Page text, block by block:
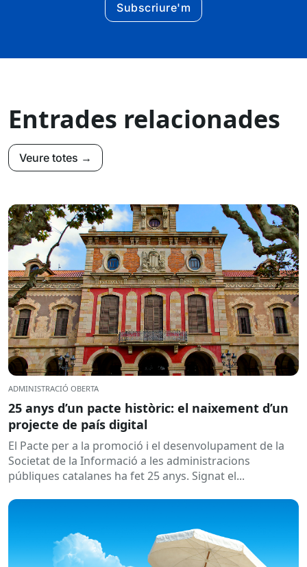
Subscriure'm
Entrades relacionades
Veure totes →
ADMINISTRACIÓ OBERTA
25 anys d’un pacte històric: el naixement d’un
projecte de país digital
El Pacte per a la promoció i el desenvolupament de la
Societat de la Informació a les administracions
públiques catalanes ha fet 25 anys. Signat el...